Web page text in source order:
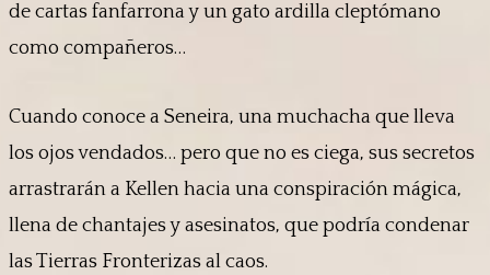
de cartas fanfarrona y un gato ardilla cleptómano
como compañeros…
Cuando conoce a Seneira, una muchacha que lleva
los ojos vendados… pero que no es ciega, sus secretos
arrastrarán a Kellen hacia una conspiración mágica,
llena de chantajes y asesinatos, que podría condenar
las Tierras Fronterizas al caos.